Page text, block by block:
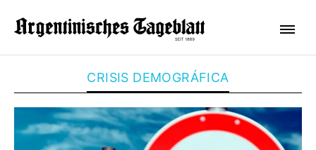
CRISIS DEMOGRÁFICA